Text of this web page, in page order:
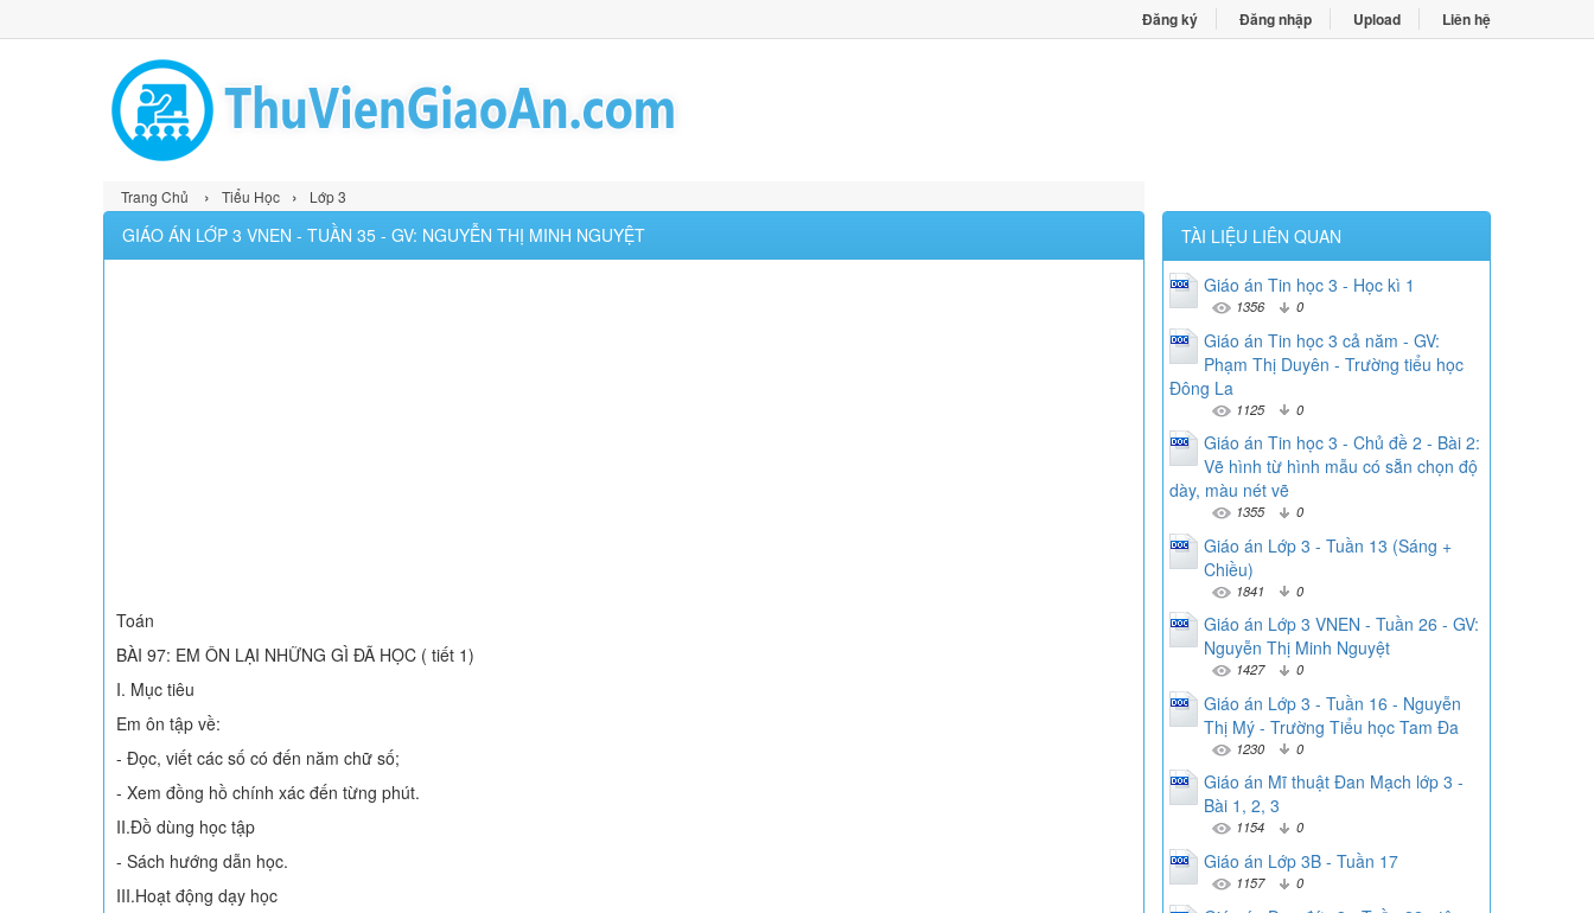
Đăng ký Đăng nhập Upload Liên hệ
Trang Chủ › Tiểu Học › Lớp 3
GIÁO ÁN LỚP 3 VNEN - TUẦN 35 - GV: NGUYỄN THỊ MINH NGUYỆT
Toán
BÀI 97: EM ÔN LẠI NHỮNG GÌ ĐÃ HỌC ( tiết 1)
I. Mục tiêu
Em ôn tập về:
- Đọc, viết các số có đến năm chữ số;
- Xem đồng hồ chính xác đến từng phút.
II.Đồ dùng học tập
- Sách hướng dẫn học.
III.Hoạt động dạy học
TÀI LIỆU LIÊN QUAN
Giáo án Tin học 3 - Học kì 1
1356 0
Giáo án Tin học 3 cả năm - GV:
Phạm Thị Duyên - Trường tiểu học
Đông La
1125 0
Giáo án Tin học 3 - Chủ đề 2 - Bài 2:
Vẽ hình từ hình mẫu có sẵn chọn độ
dày, màu nét vẽ
1355 0
Giáo án Lớp 3 - Tuần 13 (Sáng +
Chiều)
1841 0
Giáo án Lớp 3 VNEN - Tuần 26 - GV:
Nguyễn Thị Minh Nguyệt
1427 0
Giáo án Lớp 3 - Tuần 16 - Nguyễn
Thị Mý - Trường Tiểu học Tam Đa
1230 0
Giáo án Mĩ thuật Đan Mạch lớp 3 -
Bài 1, 2, 3
1154 0
Giáo án Lớp 3B - Tuần 17
1157 0